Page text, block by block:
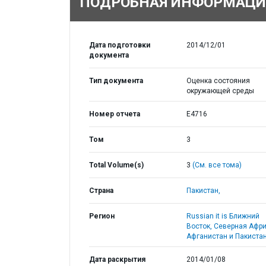
Дата подготовки
документа
2014/12/01
Тип документа
Оценка состояния
окружающей среды
Номер отчета E4716
Том 3
Total Volume(s) 3 (См. все тома)
Страна Пакистан,
Регион
Russian it is Ближний
Восток, Северная
Афганистан и
Дата раскрытия
2014/01/08